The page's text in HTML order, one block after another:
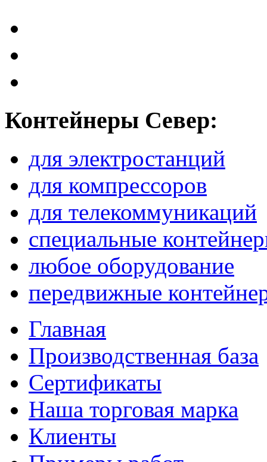
Контейнеры Север:
для электростанций
для компрессоров
для телекоммуникаций
специальные
любое оборудование
передвижные
Главная
Производственная база
Сертификаты
Наша торговая марка
Клиенты